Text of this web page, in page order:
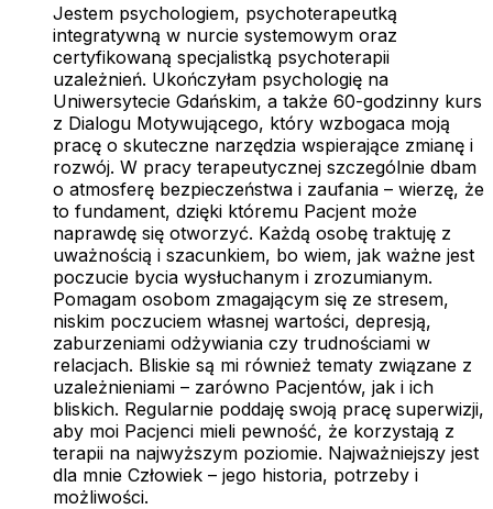
Jestem psychologiem, psychoterapeutką
integratywną w nurcie systemowym oraz
certyfikowaną specjalistką psychoterapii
uzależnień. Ukończyłam psychologię na
Uniwersytecie Gdańskim, a także 60-godzinny kurs
z Dialogu Motywującego, który wzbogaca moją
pracę o skuteczne narzędzia wspierające zmianę i
rozwój. W pracy terapeutycznej szczególnie dbam
o atmosferę bezpieczeństwa i zaufania – wierzę, że
to fundament, dzięki któremu Pacjent może
naprawdę się otworzyć. Każdą osobę traktuję z
uważnością i szacunkiem, bo wiem, jak ważne jest
poczucie bycia wysłuchanym i zrozumianym.
Pomagam osobom zmagającym się ze stresem,
niskim poczuciem własnej wartości, depresją,
zaburzeniami odżywiania czy trudnościami w
relacjach. Bliskie są mi również tematy związane z
uzależnieniami – zarówno Pacjentów, jak i ich
bliskich. Regularnie poddaję swoją pracę superwizji,
aby moi Pacjenci mieli pewność, że korzystają z
terapii na najwyższym poziomie. Najważniejszy jest
dla mnie Człowiek – jego historia, potrzeby i
możliwości.